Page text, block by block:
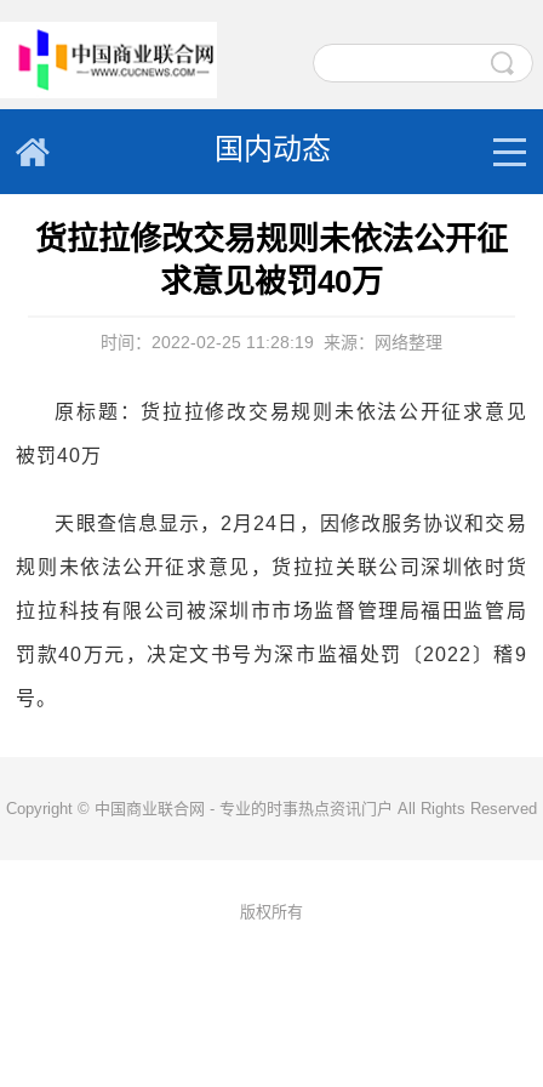
国内动态
货拉拉修改交易规则未依法公开征
求意见被罚40万
时间：2022-02-25 11:28:19 来源：网络整理
原标题：货拉拉修改交易规则未依法公开征求意见
被罚40万
天眼查信息显示，2月24日，因修改服务协议和交易
规则未依法公开征求意见，货拉拉关联公司深圳依时货
拉拉科技有限公司被深圳市市场监督管理局福田监管局
罚款40万元，决定文书号为深市监福处罚〔2022〕稽9
号。
Copyright © 中国商业联合网 - 专业的时事热点资讯门户 All Rights Reserved
版权所有